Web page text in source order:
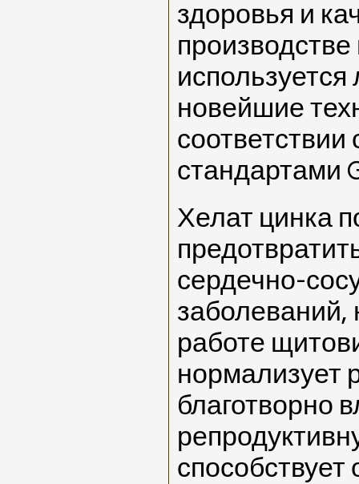
здоровья и
новейшие
стандартами
Хелат цинка
сердечно-
работе
нормализует
благотворно